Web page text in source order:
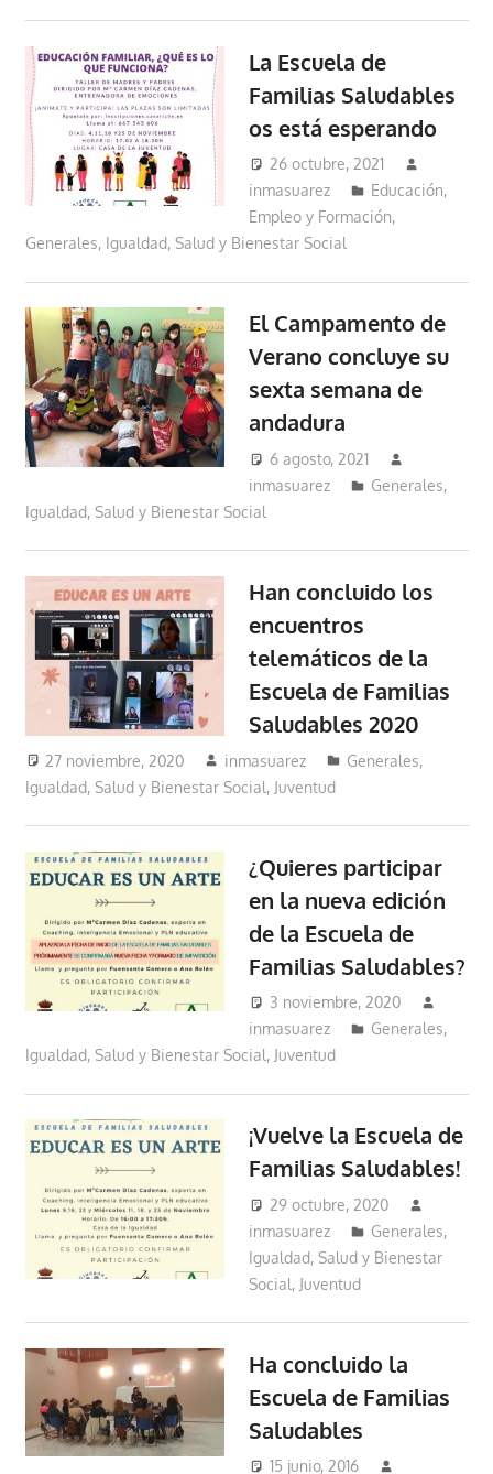
La Escuela de
Familias Saludables
os está esperando
26 octubre, 2021
inmasuarez
Educación,
Empleo y Formación,
Generales, Igualdad, Salud y Bienestar Social
El Campamento de
Verano concluye su
sexta semana de
andadura
6 agosto, 2021
inmasuarez
Generales,
Igualdad, Salud y Bienestar Social
Han concluido los
encuentros
telemáticos de la
Escuela de Familias
Saludables 2020
27 noviembre, 2020 inmasuarez Generales,
Igualdad, Salud y Bienestar Social, Juventud
¿Quieres participar
en la nueva edición
de la Escuela de
Familias Saludables?
3 noviembre, 2020
inmasuarez
Generales,
Igualdad, Salud y Bienestar Social, Juventud
¡Vuelve la Escuela de
Familias Saludables!
29 octubre, 2020
inmasuarez
Generales,
Igualdad, Salud y Bienestar
Social, Juventud
Ha concluido la
Escuela de Familias
Saludables
15 junio, 2016